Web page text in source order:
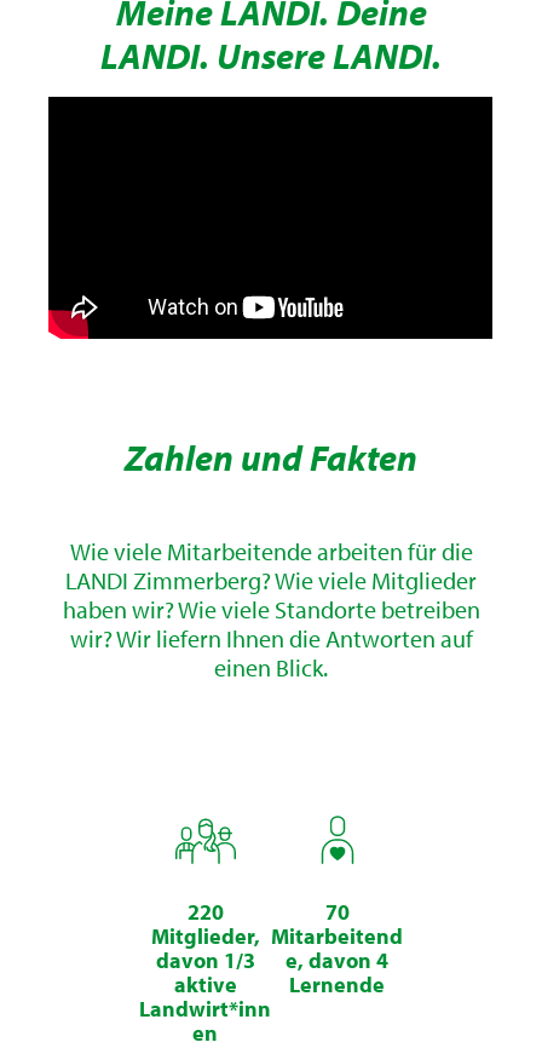
Meine LANDI. Deine
LANDI. Unsere LANDI.
Zahlen und Fakten
Wie viele Mitarbeitende arbeiten für die
LANDI Zimmerberg? Wie viele Mitglieder
haben wir? Wie viele Standorte betreiben
wir? Wir liefern Ihnen die Antworten auf
einen Blick.
220
Mitglieder,
davon 1/3
aktive
Landwirt*inn
en
70
Mitarbeitend
e, davon 4
Lernende